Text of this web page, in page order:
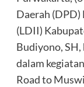
Daerah (DPD)
(LDII)
Budiyono,
dalam
Road to